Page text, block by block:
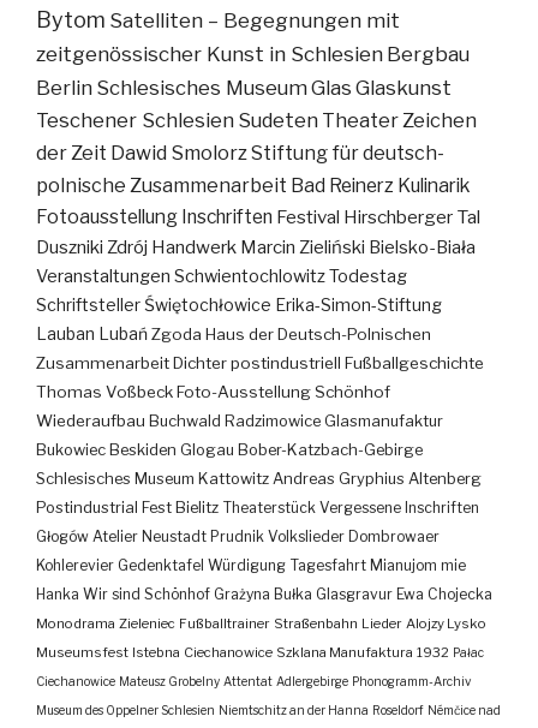
Bytom Satelliten – Begegnungen mit
zeitgenössischer Kunst in Schlesien Bergbau
Berlin Schlesisches MuseumGlas Glaskunst
Teschener Schlesien Sudeten TheaterZeichen
der Zeit Dawid SmolorzStiftung für deutsch-
polnische Zusammenarbeit Bad Reinerz Kulinarik
Fotoausstellung Inschriften Festival Hirschberger Tal
Duszniki Zdrój Handwerk Marcin Zieliński Bielsko-Biała
Veranstaltungen SchwientochlowitzTodestag
SchriftstellerŚwiętochłowice Erika-Simon-Stiftung
Lauban LubańZgoda Haus der Deutsch-Polnischen
ZusammenarbeitDichterpostindustriell Fußballgeschichte
Thomas VoßbeckFoto-AusstellungSchönhof
Wiederaufbau Buchwald Radzimowice Glasmanufaktur
Bukowiec Beskiden Glogau Bober-Katzbach-Gebirge
Schlesisches Museum Kattowitz Andreas Gryphius Altenberg
Postindustrial Fest Bielitz Theaterstück Vergessene Inschriften
Głogów Atelier Neustadt Prudnik Volkslieder Dombrowaer
Kohlerevier Gedenktafel Würdigung Tagesfahrt Mianujom mie
Hanka Wir sind Schönhof Grażyna Bułka Glasgravur Ewa Chojecka
Monodrama Zieleniec Fußballtrainer Straßenbahn Lieder Alojzy Lysko
Museumsfest Istebna Ciechanowice Szklana Manufaktura 1932 Pałac
Ciechanowice Mateusz Grobelny Attentat Adlergebirge Phonogramm-Archiv
Museum des Oppelner Schlesien Niemtschitz an der Hanna Roseldorf Némčice nad